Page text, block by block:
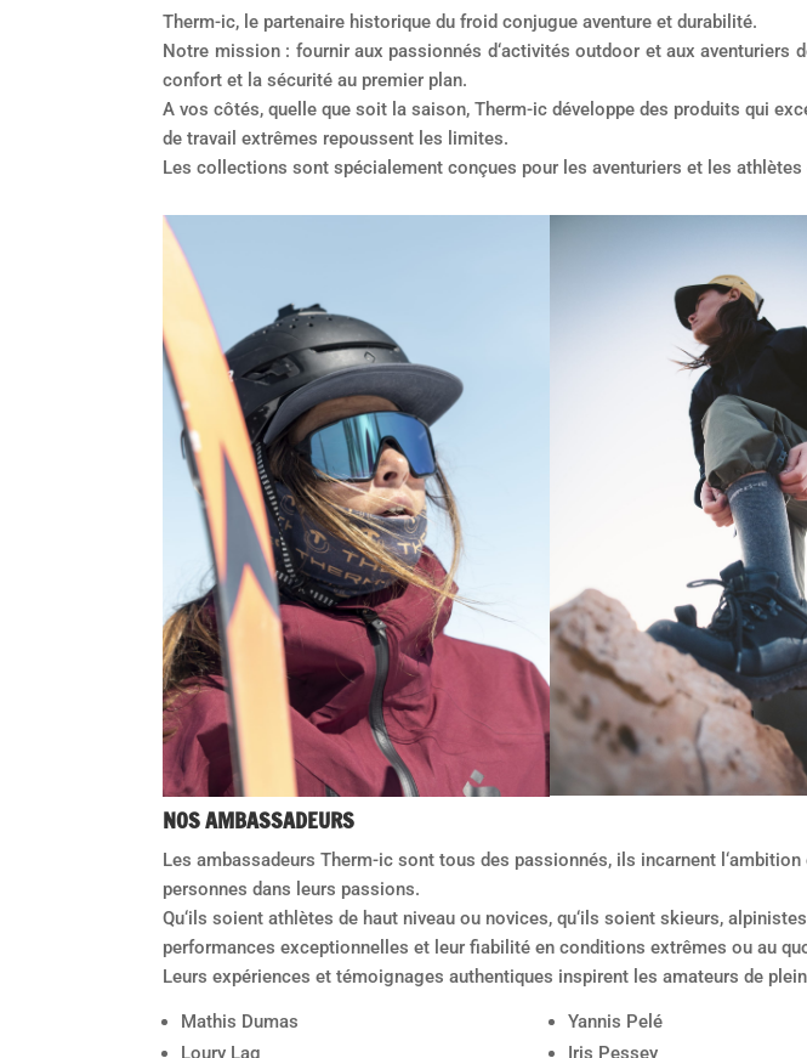
Therm-ic, le partenaire historique du froid conjugue aventure et durabilité.
Notre mission : fournir aux passionnés d‘activités outdoor et aux
confort et la sécurité au premier plan.
A vos côtés, quelle que soit la saison, Therm-ic développe des produits qui
de travail extrêmes repoussent les limites.
Les collections sont spécialement conçues pour les aventuriers et les
NOS AMBASSADEURS
Les ambassadeurs Therm-ic sont tous des passionnés, ils incarnent
personnes dans leurs passions.
Qu‘ils soient athlètes de haut niveau ou novices, qu‘ils soient skieurs,
performances exceptionnelles et leur fiabilité en conditions extrêmes ou au
Leurs expériences et témoignages authentiques inspirent les amateurs de
Mathis Dumas
Loury Lag
Yannis Pelé
Iris Pessey